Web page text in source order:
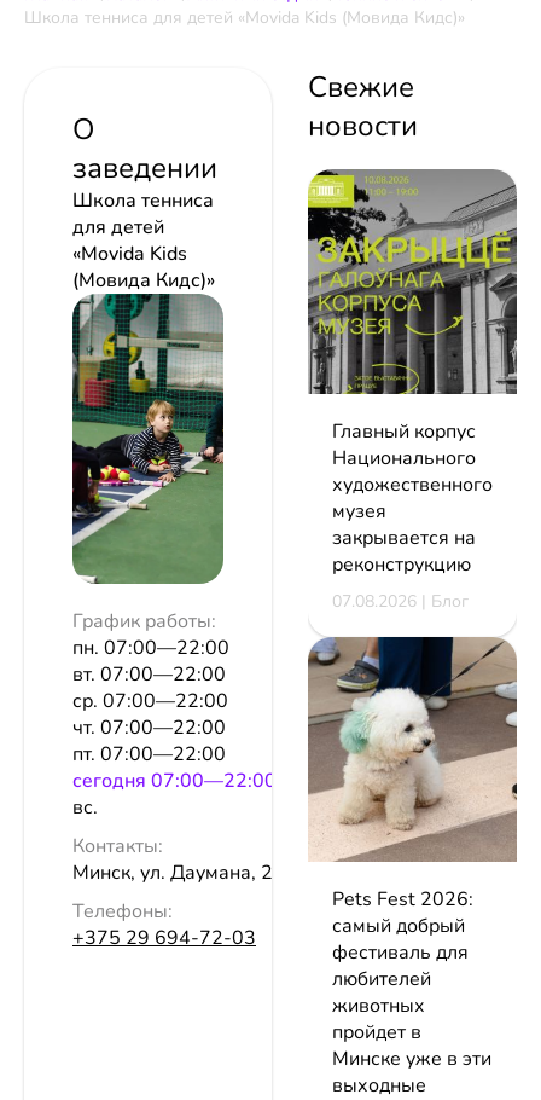
Школа тенниса для детей «Movida Kids (Мовида Кидс)»
О
заведении
Школа тенниса
для детей
«Movida Kids
(Мовида Кидс)»
График работы:
пн. 07:00—22:00
вт. 07:00—22:00
ср. 07:00—22:00
чт. 07:00—22:00
пт. 07:00—22:00
сeгодня 07:00—22:00
вс.
Контакты:
Минск, ул. Даумана, 23
Телефоны:
+375 29 694-72-03
Свежие
новости
Главный корпус
Национального
художественного
музея
закрывается на
реконструкцию
07.08.2026 | Блог
Pets Fest 2026:
самый добрый
фестиваль для
любителей
животных
пройдет в
Минске уже в эти
выходные